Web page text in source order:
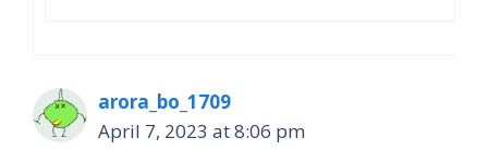
arora_bo_1709
April 7, 2023 at 8:06 pm